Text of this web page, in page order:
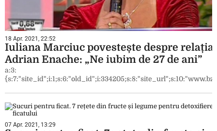
18 Apr. 2021, 22:52
Iuliana Marciuc povestește despre relația
Adrian Enache: „Ne iubim de 27 de ani”
a:3:
07 Apr. 2021, 13:29